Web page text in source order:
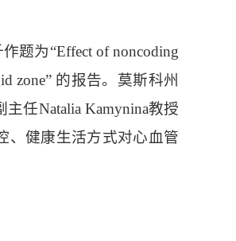
题为“Effect of noncoding
zone” 的报告。莫斯科州
任Natalia Kamynina教授
、健康生活方式对心血管